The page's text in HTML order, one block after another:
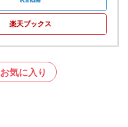
楽天ブックス
お気に入り